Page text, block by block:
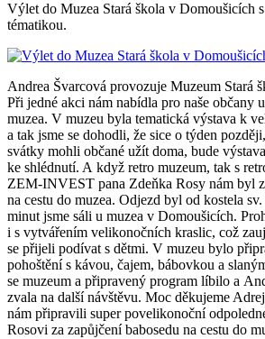
Výlet do Muzea Stará škola v Domoušicích
tématikou.
Andrea Švarcová provozuje Muzeum Stará
Při jedné akci nám nabídla pro naše občany
muzea. V muzeu byla tematická výstava k
a tak jsme se dohodli, že sice o týden
svátky mohli občané užít doma, bude
ke shlédnutí. A když retro muzeum, tak s
ZEM-INVEST pana Zdeňka Rosy nám byl
na cestu do muzea. Odjezd byl od kostela
minut jsme sáli u muzea v Domoušicích.
i s vytvářením velikonočních kraslic, což
se přijeli podívat s dětmi. V muzeu bylo
pohoštění s kávou, čajem, bábovkou a
se muzeum a připravený program líbilo a
zvala na další návštěvu. Moc děkujeme
nám připravili super povelikonoční
Rosovi za zapůjčení babosedu na cestu do